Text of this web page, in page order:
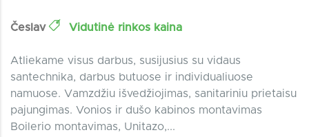
Česlav Vidutinė rinkos kaina
Atliekame visus darbus, susijusius su vidaus
santechnika, darbus butuose ir individualiuose
namuose. Vamzdžiu išvedžiojimas, sanitariniu prietaisu
pajungimas. Vonios ir dušo kabinos montavimas
Boilerio montavimas, Unitazo,...